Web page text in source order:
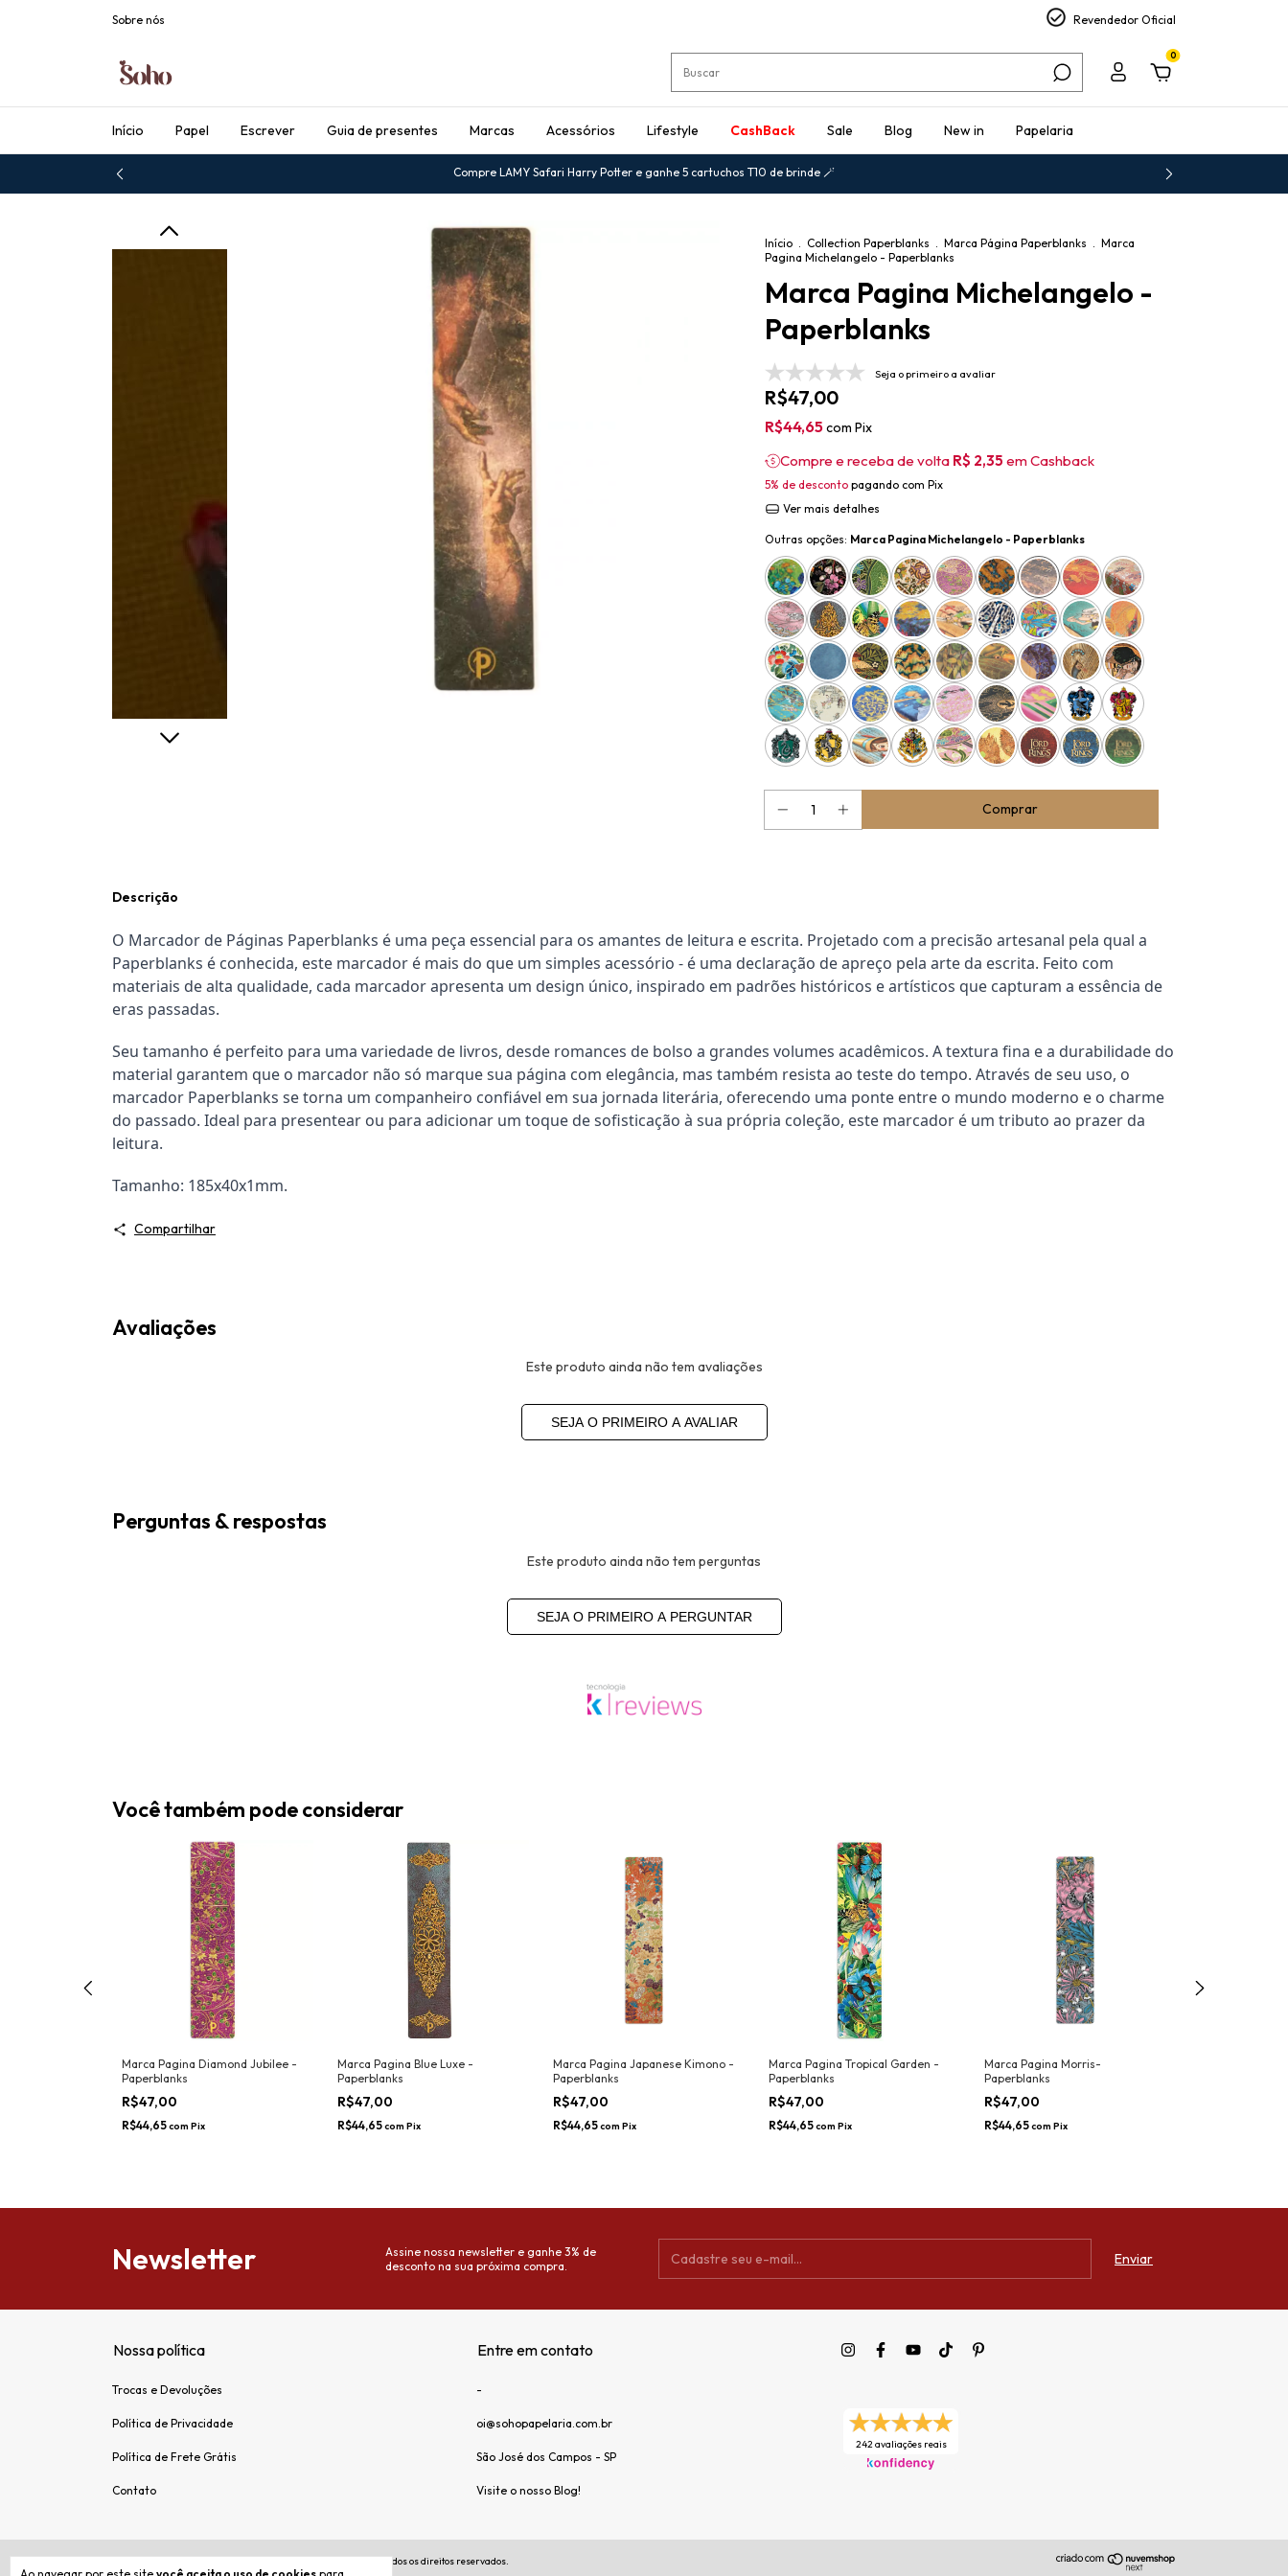
Sobre nós Revendedor Oficial
0
Início Papel Escrever Guia de presentes Marcas Acessórios Lifestyle CashBack Sale Blog New in Papelaria
Compre LAMY Safari Harry Potter e ganhe 5 cartuchos T10 de brinde 🪄
Início . Collection Paperblanks . Marca Página Paperblanks . Marca
Pagina Michelangelo - Paperblanks
Marca Pagina Michelangelo -
Paperblanks
Seja o primeiro a avaliar
R$47,00
R$44,65 com Pix
Compre e receba de volta R$ 2,35 em Cashback
5% de desconto pagando com Pix
Ver mais detalhes
Outras opções: Marca Pagina Michelangelo - Paperblanks
Descrição
O Marcador de Páginas Paperblanks é uma peça essencial para os amantes de leitura e escrita. Projetado com a precisão artesanal pela qual a
Paperblanks é conhecida, este marcador é mais do que um simples acessório - é uma declaração de apreço pela arte da escrita. Feito com
materiais de alta qualidade, cada marcador apresenta um design único, inspirado em padrões históricos e artísticos que capturam a essência de
eras passadas.
Seu tamanho é perfeito para uma variedade de livros, desde romances de bolso a grandes volumes acadêmicos. A textura fina e a durabilidade do
material garantem que o marcador não só marque sua página com elegância, mas também resista ao teste do tempo. Através de seu uso, o
marcador Paperblanks se torna um companheiro confiável em sua jornada literária, oferecendo uma ponte entre o mundo moderno e o charme
do passado. Ideal para presentear ou para adicionar um toque de sofisticação à sua própria coleção, este marcador é um tributo ao prazer da
leitura.
Tamanho: 185x40x1mm.
Compartilhar
Avaliações
Este produto ainda não tem avaliações
SEJA O PRIMEIRO A AVALIAR
Perguntas & respostas
Este produto ainda não tem perguntas
SEJA O PRIMEIRO A PERGUNTAR
Você também pode considerar
Marca Pagina Diamond Jubilee -
Paperblanks
R$47,00
R$44,65com Pix
Marca Pagina Blue Luxe -
Paperblanks
R$47,00
R$44,65com Pix
Marca Pagina Japanese Kimono -
Paperblanks
R$47,00
R$44,65com Pix
Marca Pagina Tropical Garden -
Paperblanks
R$47,00
R$44,65com Pix
Marca Pagina Morris-
Paperblanks
R$47,00
R$44,65com Pix
Newsletter
Assine nossa newsletter e ganhe 3% de
desconto na sua próxima compra.
Nossa política
Trocas e Devoluções
Política de Privacidade
Política de Frete Grátis
Contato
Entre em contato
-
oi@sohopapelaria.com.br
São José dos Campos - SP
Visite o nosso Blog!
242 avaliações reais
Copyright Soho Papelaria Premium - 38362879000194 - 2026. Todos os direitos reservados.